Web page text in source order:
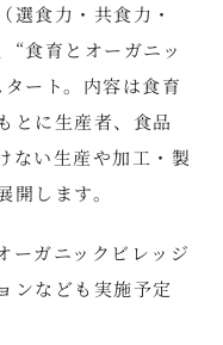
選食力・共食力・
“食育とオーガニッ
ート。内容は食育
とに生産者、食品
ない生産や加工・製
します。
ーガニックビレッジ
ンなども実施予定